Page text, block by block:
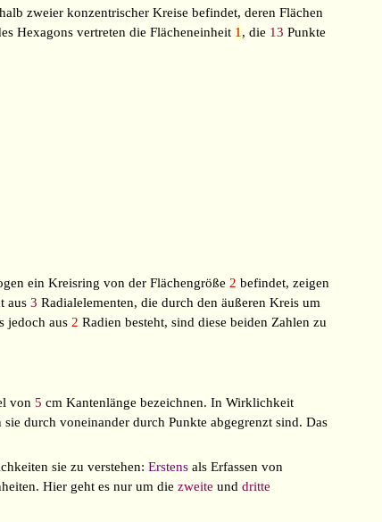
zweier konzentrischer Kreise befindet, deren Flächen
Hexagons vertreten die Flächeneinheit 1 , die 13 Punkte
ein Kreisring von der Flächengröße 2 befindet, zeigen
aus 3 Radialelementen, die durch den äußeren Kreis um
jedoch aus 2 Radien besteht, sind diese beiden Zahlen zu
von 5 cm Kantenlänge bezeichnen. In Wirklichkeit
durch voneinander durch Punkte abgegrenzt sind. Das
sie zu verstehen:Erstens als Erfassen von
Hier geht es nur um die zweite und dritte